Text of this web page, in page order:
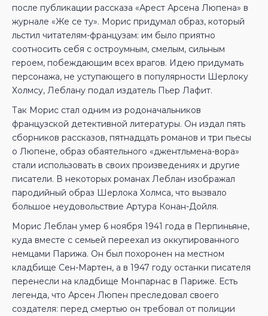
после публикации рассказа «Арест Арсена Люпена» в
журнале «Же се ту». Морис придумал образ, который
льстил читателям-французам: им было приятно
соотносить себя с остроумным, смелым, сильным
героем, побеждающим всех врагов. Идею придумать
персонажа, не уступающего в популярности Шерлоку
Холмсу, Леблану подал издатель Пьер Лафит.
Так Морис стал одним из родоначальников
французской детективной литературы. Он издал пять
сборников рассказов, пятнадцать романов и три пьесы
о Люпене, образ обаятельного «джентльмена-вора»
стали использовать в своих произведениях и другие
писатели. В некоторых романах Леблан изображал
пародийный образ Шерлока Холмса, что вызвало
большое неудовольствие Артура Конан-Дойля.
Морис Леблан умер 6 ноября 1941 года в Перпиньяне,
куда вместе с семьей переехал из оккупированного
немцами Парижа. Он был похоронен на местном
кладбище Сен-Мартен, а в 1947 году останки писателя
перенесли на кладбище Монпарнас в Париже. Есть
легенда, что Арсен Люпен преследовал своего
создателя: перед смертью он требовал от полиции